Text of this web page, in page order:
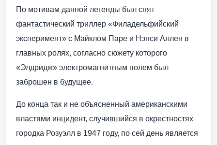
По мотивам данной легенды был снят
фантастический триллер «Филадельфийский
эксперимент» с Майклом Паре и Нэнси Аллен в
главных ролях, согласно сюжету которого
«Элдридж» электромагнитным полем был
заброшен в будущее.
До конца так и не объясненный американскими
властями инцидент, случившийся в окрестностях
городка Розуэлл в 1947 году, по сей день является